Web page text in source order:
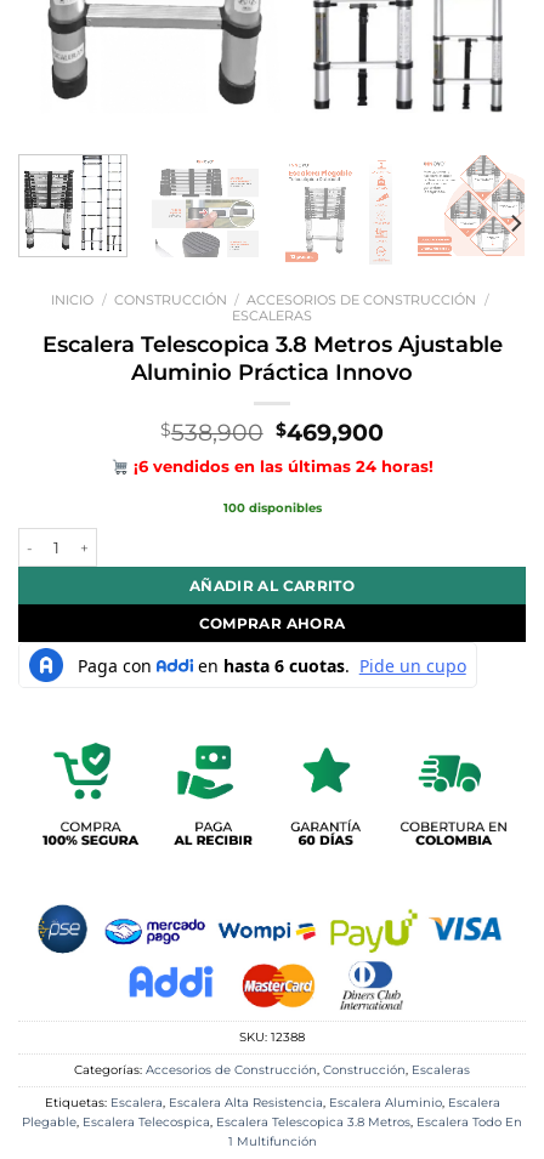
INICIO / CONSTRUCCIÓN / ACCESORIOS DE CONSTRUCCIÓN /
ESCALERAS
Escalera Telescopica 3.8 Metros Ajustable
Aluminio Práctica Innovo
$538,900 El
precio
original
era:
$469,900El
precio
actual
¡6 vendidos en las últimas 24 horas!
100 disponibles
AÑADIR AL CARRITO
COMPRAR AHORA
SKU: 12388
Categorías: Accesorios de Construcción, Construcción, Escaleras
Etiquetas: Escalera, Escalera Alta Resistencia, Escalera Aluminio, Escalera
Plegable, Escalera Telecospica, Escalera Telescopica 3.8 Metros, Escalera Todo En
1 Multifunción